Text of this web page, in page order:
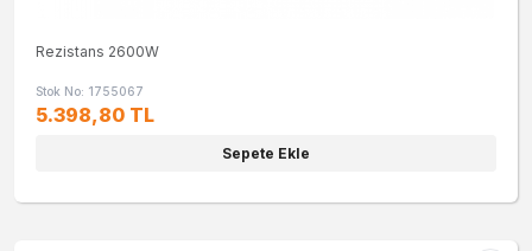
Rezistans 2600W
Stok No: 1755067
5.398,80 TL
Sepete Ekle